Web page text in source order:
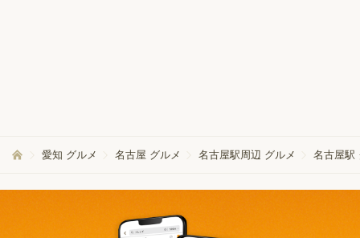
愛知 グルメ 名古屋 グルメ 名古屋駅周辺 グルメ 名古屋駅